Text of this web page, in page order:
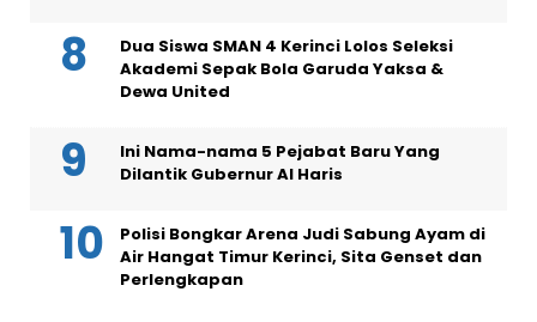
Dua Siswa SMAN 4 Kerinci Lolos Seleksi
Akademi Sepak Bola Garuda Yaksa &
Dewa United
Ini Nama-nama 5 Pejabat Baru Yang
Dilantik Gubernur Al Haris
Polisi Bongkar Arena Judi Sabung Ayam di
Air Hangat Timur Kerinci, Sita Genset dan
Perlengkapan